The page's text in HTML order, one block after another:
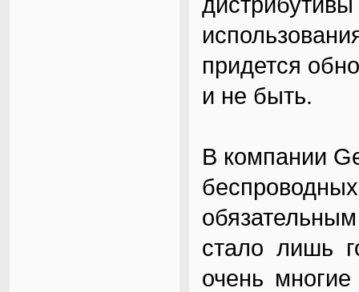
придется
и не быть.
В компании
стало лишь
очень